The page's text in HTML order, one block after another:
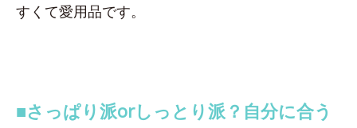
すくて愛用品です。
■さっぱり派orしっとり派？自分に合う